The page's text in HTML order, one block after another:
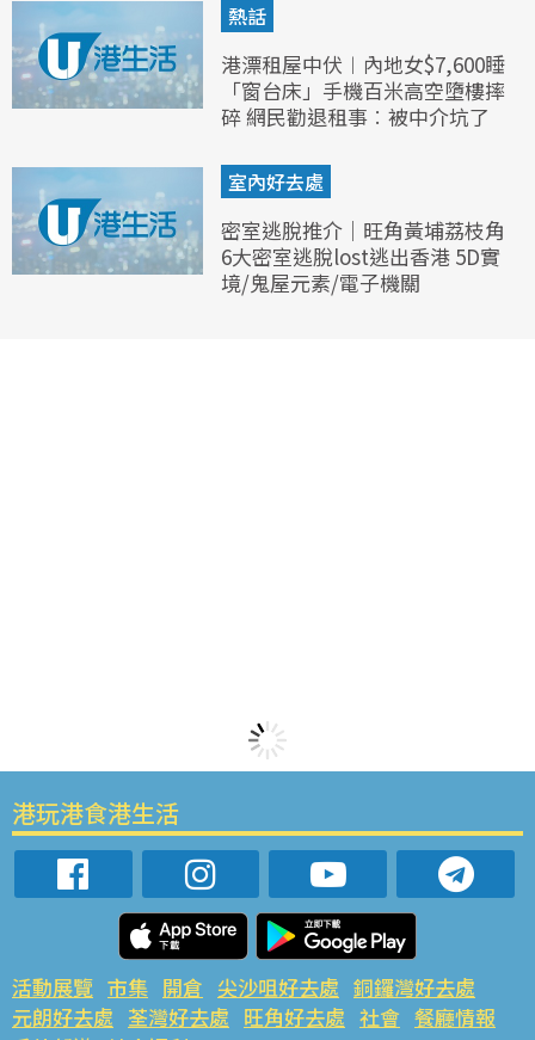
熱話
港漂租屋中伏︱內地女$7,600睡
「窗台床」手機百米高空墮樓摔
碎 網民勸退租事︰被中介坑了
室內好去處
密室逃脫推介｜旺角黃埔荔枝角
6大密室逃脫lost逃出香港 5D實
境/鬼屋元素/電子機關
港玩港食港生活
活動展覽 市集 開倉 尖沙咀好去處 銅鑼灣好去處
元朗好去處 荃灣好去處 旺角好去處 社會 餐廳情報